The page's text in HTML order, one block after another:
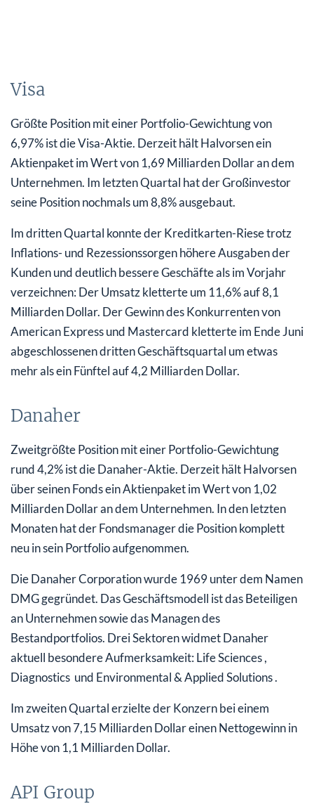
Visa
Größte Position mit einer Portfolio-Gewichtung von
6,97% ist die Visa-Aktie. Derzeit hält Halvorsen ein
Aktienpaket im Wert von 1,69 Milliarden Dollar an dem
Unternehmen. Im letzten Quartal hat der Großinvestor
seine Position nochmals um 8,8% ausgebaut.
Im dritten Quartal konnte der Kreditkarten-Riese trotz
Inflations- und Rezessionssorgen höhere Ausgaben der
Kunden und deutlich bessere Geschäfte als im Vorjahr
verzeichnen: Der Umsatz kletterte um 11,6% auf 8,1
Milliarden Dollar. Der Gewinn des Konkurrenten von
American Express und Mastercard kletterte im Ende Juni
abgeschlossenen dritten Geschäftsquartal um etwas
mehr als ein Fünftel auf 4,2 Milliarden Dollar.
Danaher
Zweitgrößte Position mit einer Portfolio-Gewichtung
rund 4,2% ist die Danaher-Aktie. Derzeit hält Halvorsen
über seinen Fonds ein Aktienpaket im Wert von 1,02
Milliarden Dollar an dem Unternehmen. In den letzten
Monaten hat der Fondsmanager die Position komplett
neu in sein Portfolio aufgenommen.
Die Danaher Corporation wurde 1969 unter dem Namen
DMG gegründet. Das Geschäftsmodell ist das Beteiligen
an Unternehmen sowie das Managen des
Bestandportfolios. Drei Sektoren widmet Danaher
aktuell besondere Aufmerksamkeit: Life Sciences ,
Diagnostics und Environmental & Applied Solutions .
Im zweiten Quartal erzielte der Konzern bei einem
Umsatz von 7,15 Milliarden Dollar einen Nettogewinn in
Höhe von 1,1 Milliarden Dollar.
API Group